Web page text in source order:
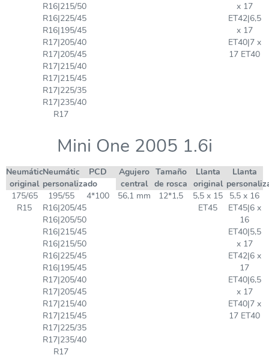
R16|215/50
R16|225/45
R16|195/45
R17|205/40
R17|205/45
R17|215/40
R17|215/45
R17|225/35
R17|235/40
R17
x 17
ET42|6,5
x 17
ET40|7 x
17 ET40
Mini One 2005 1.6i
Neumático
original
Neumático
personalizado
PCD
Agujero
central
Tamaño
de rosca
Llanta
original
Llanta
175/65
R15
195/55
R16|205/45
R16|205/50
R16|215/45
R16|215/50
R16|225/45
R16|195/45
R17|205/40
R17|205/45
R17|215/40
R17|215/45
R17|225/35
R17|235/40
R17
4*100 56,1 mm 12*1,5
5,5 x 15
ET45
5,5 x 16
ET45|6 x
16
ET40|5,5
x 17
ET42|6 x
17
ET40|6,5
x 17
ET40|7 x
17 ET40